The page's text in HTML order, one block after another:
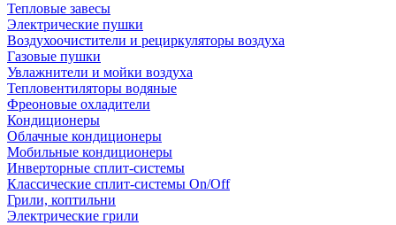
Тепловые завесы
Электрические пушки
Воздухоочистители и рециркуляторы воздуха
Газовые пушки
Увлажнители и мойки воздуха
Тепловентиляторы водяные
Фреоновые охладители
Кондиционеры
Облачные кондиционеры
Мобильные кондиционеры
Инверторные сплит-системы
Классические сплит-системы On/Off
Грили, коптильни
Электрические грили